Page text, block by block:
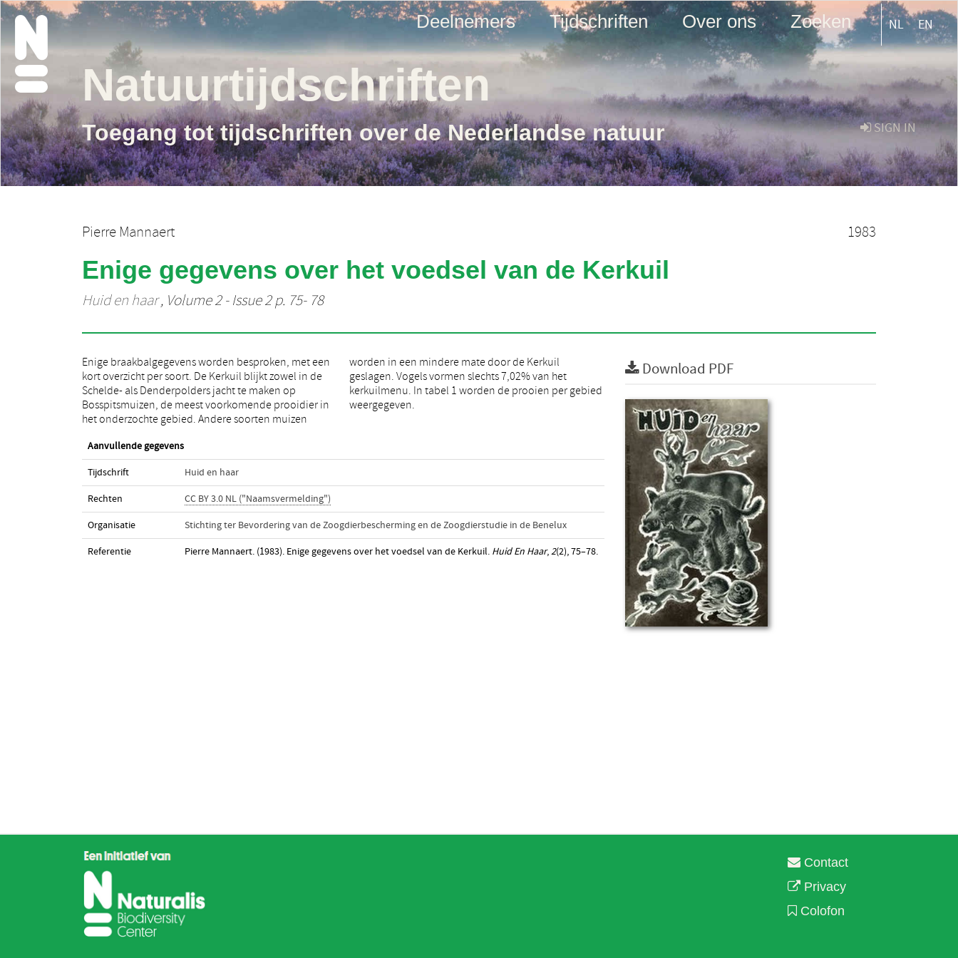
Deelnemers Tijdschriften Over ons Zoeken NL EN
SIGN IN
Natuurtijdschriften
Toegang tot tijdschriften over de Nederlandse natuur
Pierre Mannaert 1983
Enige gegevens over het voedsel van de Kerkuil
Huid en haar, Volume 2 - Issue 2 p. 75- 78
Enige braakbalgegevens worden besproken, met een
kort overzicht per soort. De Kerkuil blijkt zowel in de
Schelde- als Denderpolders jacht te maken op
Bosspitsmuizen, de meest voorkomende prooidier in
het onderzochte gebied. Andere soorten muizen
worden in een mindere mate door de Kerkuil
geslagen. Vogels vormen slechts 7,02% van het
kerkuilmenu. In tabel 1 worden de prooien per gebied
weergegeven.
Aanvullende gegevens
Tijdschrift Huid en haar
Rechten CC BY 3.0 NL ("Naamsvermelding")
Organisatie Stichting ter Bevordering van de Zoogdierbescherming en de Zoogdierstudie in de Benelux
Referentie Pierre Mannaert. (1983). Enige gegevens over het voedsel van de Kerkuil. Huid En Haar,2(2), 75–78.
Download PDF
Contact
Privacy
Colofon